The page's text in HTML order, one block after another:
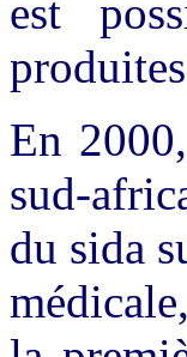
est
En
sud-
du sida